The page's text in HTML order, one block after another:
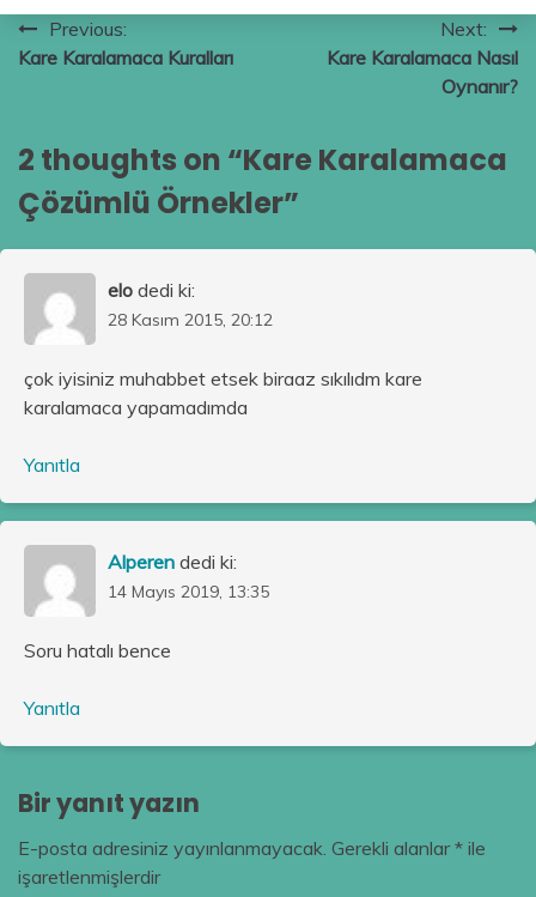
Yazı
gezinmesi
Previous:
Kare Karalamaca Kuralları
Next:
Kare Karalamaca Nasıl
Oynanır?
2 thoughts on “Kare Karalamaca
Çözümlü Örnekler”
elo dedi ki:
28 Kasım 2015, 20:12
çok iyisiniz muhabbet etsek biraaz sıkılıdm kare
karalamaca yapamadımda
Yanıtla
Alperen dedi ki:
14 Mayıs 2019, 13:35
Soru hatalı bence
Yanıtla
Bir yanıt yazın
E-posta adresiniz yayınlanmayacak. Gerekli alanlar* ile
işaretlenmişlerdir